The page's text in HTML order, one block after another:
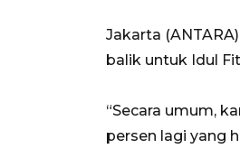
Jakarta
balik untuk Idul
“Secara umum,
persen lagi yang